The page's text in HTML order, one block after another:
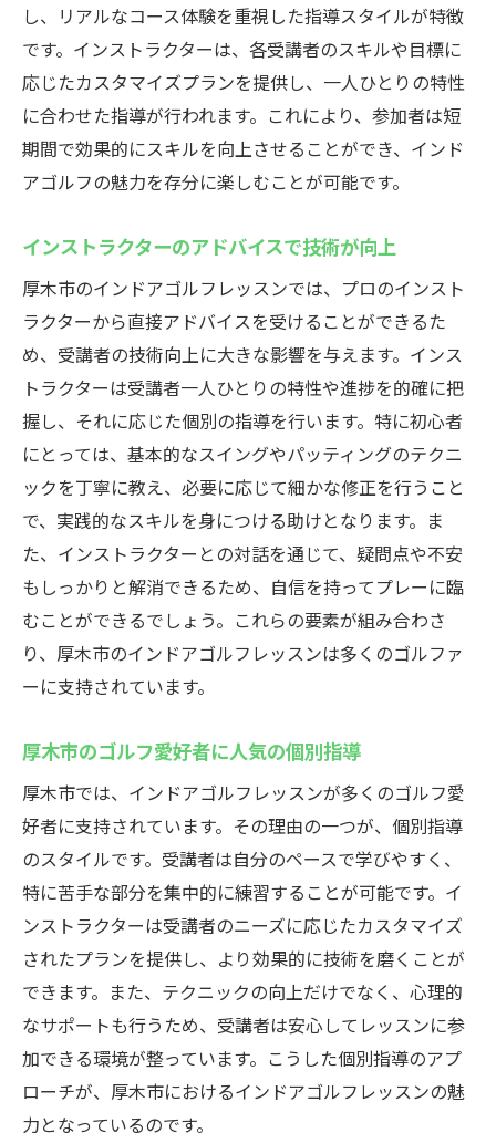
し、リアルなコース体験を重視した指導スタイルが特徴
です。インストラクターは、各受講者のスキルや目標に
応じたカスタマイズプランを提供し、一人ひとりの特性
に合わせた指導が行われます。これにより、参加者は短
期間で効果的にスキルを向上させることができ、インド
アゴルフの魅力を存分に楽しむことが可能です。
インストラクターのアドバイスで技術が向上
厚木市のインドアゴルフレッスンでは、プロのインスト
ラクターから直接アドバイスを受けることができるた
め、受講者の技術向上に大きな影響を与えます。インス
トラクターは受講者一人ひとりの特性や進捗を的確に把
握し、それに応じた個別の指導を行います。特に初心者
にとっては、基本的なスイングやパッティングのテクニ
ックを丁寧に教え、必要に応じて細かな修正を行うこと
で、実践的なスキルを身につける助けとなります。ま
た、インストラクターとの対話を通じて、疑問点や不安
もしっかりと解消できるため、自信を持ってプレーに臨
むことができるでしょう。これらの要素が組み合わさ
り、厚木市のインドアゴルフレッスンは多くのゴルファ
ーに支持されています。
厚木市のゴルフ愛好者に人気の個別指導
厚木市では、インドアゴルフレッスンが多くのゴルフ愛
好者に支持されています。その理由の一つが、個別指導
のスタイルです。受講者は自分のペースで学びやすく、
特に苦手な部分を集中的に練習することが可能です。イ
ンストラクターは受講者のニーズに応じたカスタマイズ
されたプランを提供し、より効果的に技術を磨くことが
できます。また、テクニックの向上だけでなく、心理的
なサポートも行うため、受講者は安心してレッスンに参
加できる環境が整っています。こうした個別指導のアプ
ローチが、厚木市におけるインドアゴルフレッスンの魅
力となっているのです。